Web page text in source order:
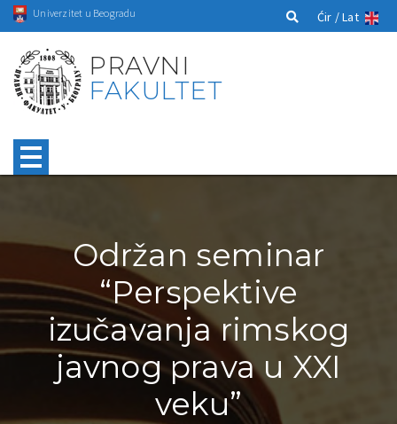
Univerzitet u Beogradu Ćir /Lat
PRAVNI
FAKULTET
Održan seminar
“Perspektive
izučavanja rimskog
javnog prava u XXI
veku”